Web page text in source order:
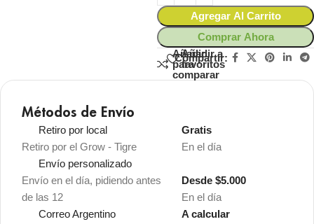
Agregar Al Carrito
Comprar Ahora
Añadir
para
comparar
Añadir a
favoritos
Compartir:
Métodos de Envío
Retiro por local
Retiro por el Grow - Tigre
En el día
Gratis
Envío personalizado
Envío en el día, pidiendo antes
de las 12
En el día
Desde $5.000
Correo Argentino
A calcular